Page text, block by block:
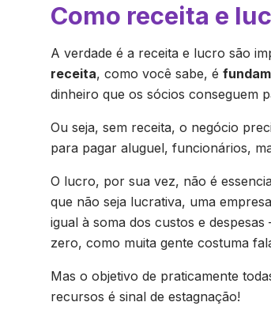
Como receita e
A verdade é a receita e lucro são
receita, como você sabe, é
dinheiro que os sócios conseguem
Ou seja, sem receita, o negócio
para pagar aluguel, funcionários,
O lucro, por sua vez, não é
que não seja lucrativa, uma
igual à soma dos custos e
zero, como muita gente costuma
Mas o objetivo de praticamente
recursos é sinal de estagnação!